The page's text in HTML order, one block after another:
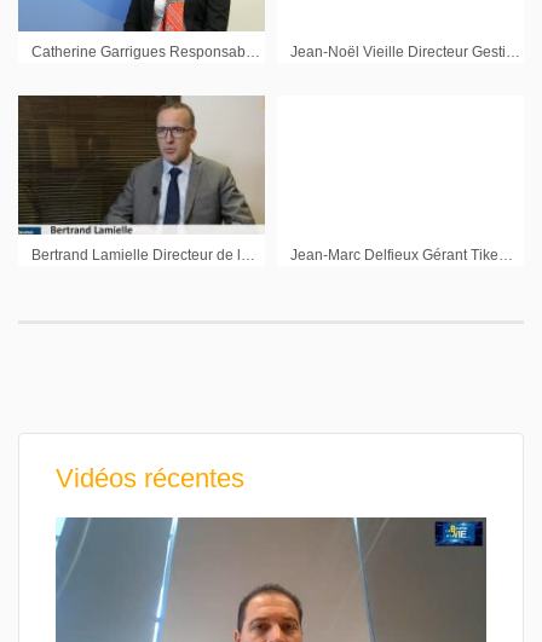
Catherine Garrigues Responsable Gestion Actions Europe Allianz GI Paris : « Le dividende reste un thème important » Jean-Noël Vieille Directeur Gestion KBL Richelieu Gestion
Vidéos récentes